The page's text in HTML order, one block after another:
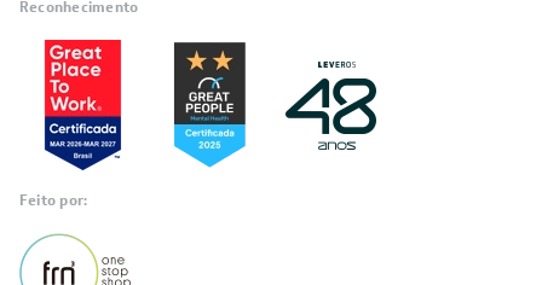
Reconhecimento
Feito por: